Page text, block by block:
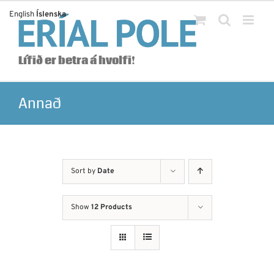
content
Lífið er betra á hvolfi!
Annað
Sort by Date
Show 12 Products
English Íslenska